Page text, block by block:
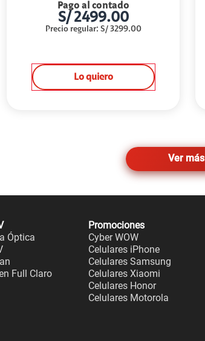
Pago al contado
S/ 2499.00
Precio regular: S/ 3299.00
Lo quiero
Ver más
Óptica
Full Claro
Promociones
Cyber WOW
Celulares iPhone
Celulares Samsung
Celulares Xiaomi
Celulares Honor
Celulares Motorola